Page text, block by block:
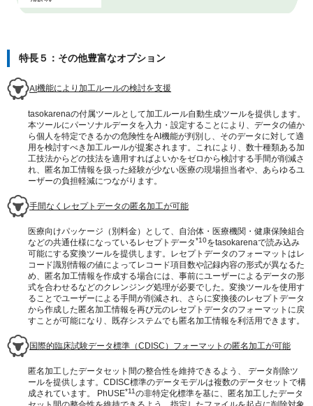
特長５：その他豊富なオプション
AI機能により加工ルールの検討を支援
tasokarenaの付属ツールとして加工ルール自動生成ツールを提供します。
本ツールにパーソナルデータを入力・設定することにより、データの値か
ら個人を特定できるかの危険性をAI機能が判別し、そのデータに対して適
用を検討すべき加工ルールが提案されます。これにより、数十種類ある加
工技法からどの技法を適用すればよいかをゼロから検討する手間が削減さ
れ、匿名加工情報を扱った経験が少ない医療の現場担当者や、あらゆるユ
ーザーの負担軽減につながります。
手間なくレセプトデータの匿名加工が可能
医療向けパッケージ（別料金）として、自治体・医療機関・健康保険組合
などの共通仕様になっているレセプトデータ*10をtasokarenaで読み込み
可能にする変換ツールを提供します。レセプトデータのフォーマットはレ
コード識別情報の値によってレコード項目数や記録内容の形式が異なるた
め、匿名加工情報を作成する場合には、事前にユーザーによるデータの形
式を合わせるなどのクレンジング処理が必要でした。変換ツールを使用す
ることでユーザーによる手間が削減され、さらに変換後のレセプトデータ
から作成した匿名加工情報を再び元のレセプトデータのフォーマットに戻
すことが可能になり、既存システムでも匿名加工情報を利活用できます。
国際的臨床試験データ標準（CDISC ）フォーマットの匿名加工が可能
匿名加工したデータセット間の整合性を維持できるよう、 データ削除ツ
ールを提供します。CDISC標準のデータモデルは複数のデータセットで構
成されています。 PhUSE*11の非特定化標準を基に、匿名加工したデータ